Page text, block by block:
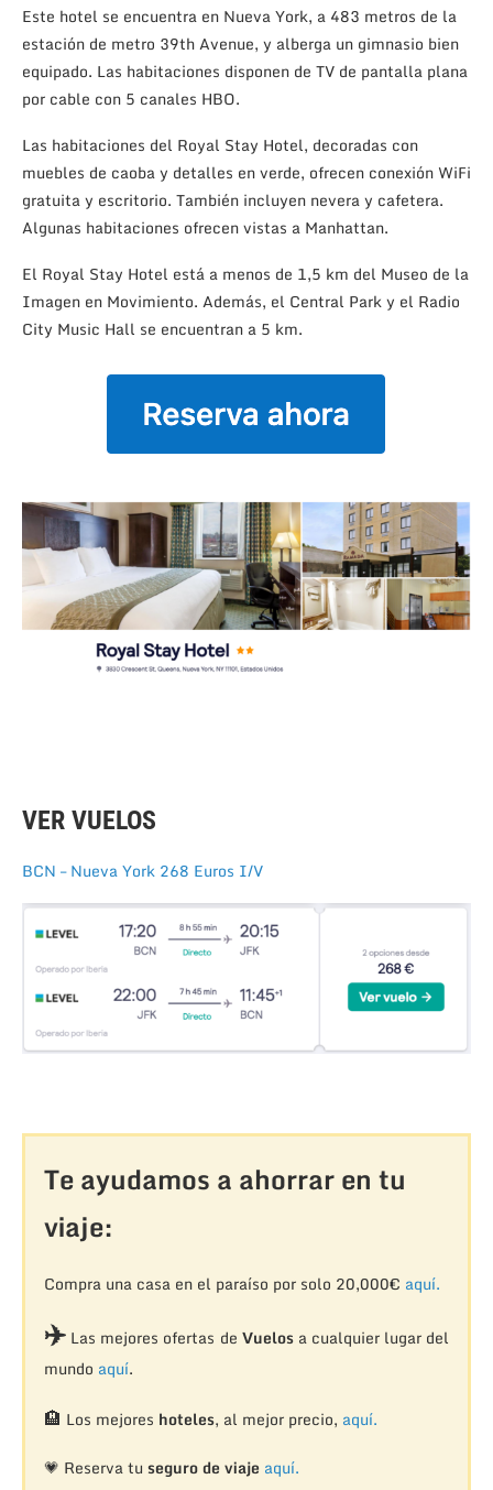
Este hotel se encuentra en Nueva York, a 483 metros de la
estación de metro 39th Avenue, y alberga un gimnasio bien
equipado. Las habitaciones disponen de TV de pantalla plana
por cable con 5 canales HBO.
Las habitaciones del Royal Stay Hotel, decoradas con
muebles de caoba y detalles en verde, ofrecen conexión WiFi
gratuita y escritorio. También incluyen nevera y cafetera.
Algunas habitaciones ofrecen vistas a Manhattan.
El Royal Stay Hotel está a menos de 1,5 km del Museo de la
Imagen en Movimiento. Además, el Central Park y el Radio
City Music Hall se encuentran a 5 km.
VER VUELOS
BCN – Nueva York 268 Euros I/V
Te ayudamos a ahorrar en tu
viaje:
Compra una casa en el paraíso por solo 20,000€ aquí.
✈️Las mejores ofertas de Vuelosa cualquier lugar del
mundo aquí.
🏨 Los mejores hoteles, al mejor precio, aquí.
💗 Reserva tu seguro de viaje aquí.